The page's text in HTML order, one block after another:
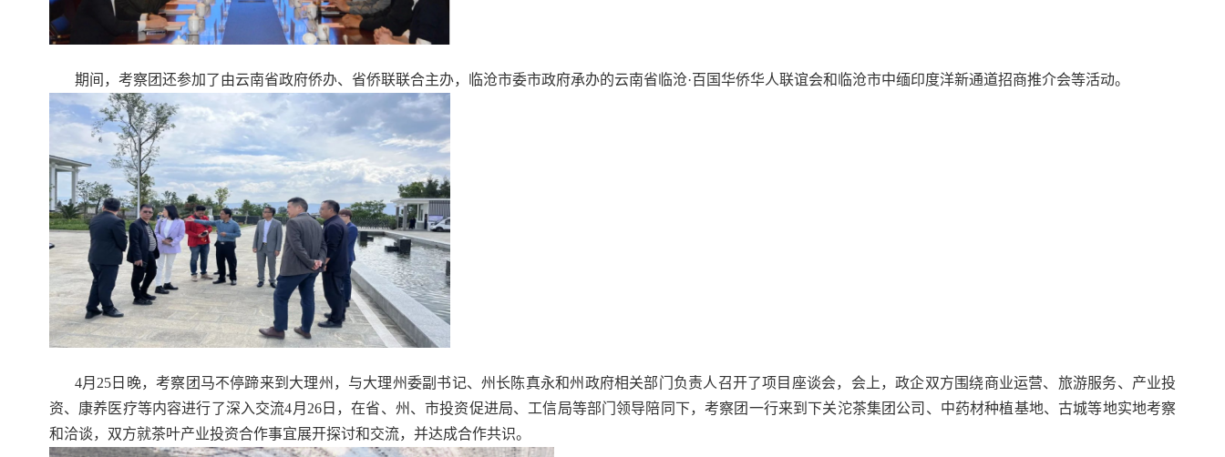
期间，考察团还参加了由云南省政府侨办、省侨联联合主办，临沧市委市政府承办的云南省临沧·百国华侨华人联谊会和临沧市中缅印度洋新通道招商推介会等活动。
4月25日晚，考察团马不停蹄来到大理州，与大理州委副书记、州长陈真永和州政府相关部门负责人召开了项目座谈会，会上，政企双方围绕商业运营、旅游服务、产业投
资、康养医疗等内容进行了深入交流4月26日，在省、州、市投资促进局、工信局等部门领导陪同下，考察团一行来到下关沱茶集团公司、中药材种植基地、古城等地实地考察
和洽谈，双方就茶叶产业投资合作事宜展开探讨和交流，并达成合作共识。